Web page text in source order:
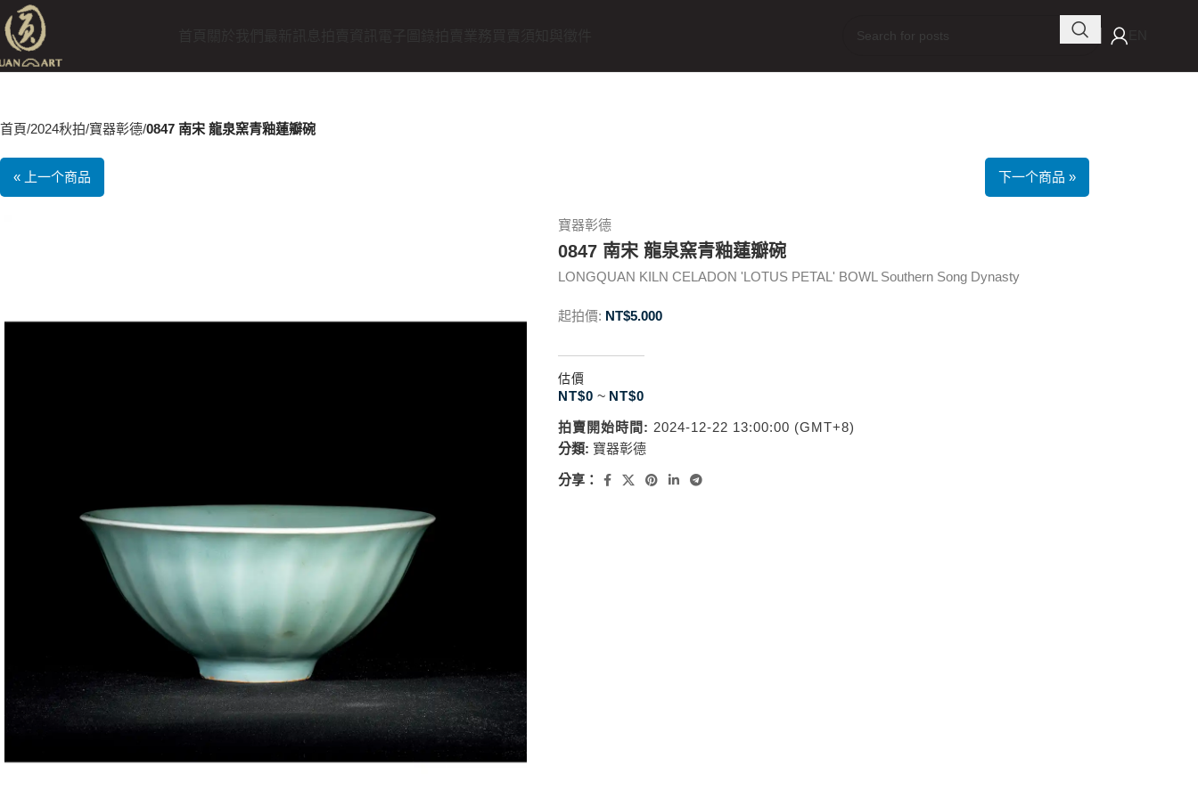
首頁 2024秋拍 寶器彰德 0847 南宋 龍泉窯青釉蓮瓣碗
« 上一个商品 下一个商品 »
寶器彰德
0847 南宋 龍泉窯青釉蓮瓣碗
LONGQUAN KILN CELADON 'LOTUS PETAL' BOWL Southern Song Dynasty
起拍價: NT$5.000
估價
NT$0 ~ NT$0
拍賣開始時間: 2024-12-22 13:00:00 (GMT+8)
分類: 寶器彰德
分享：